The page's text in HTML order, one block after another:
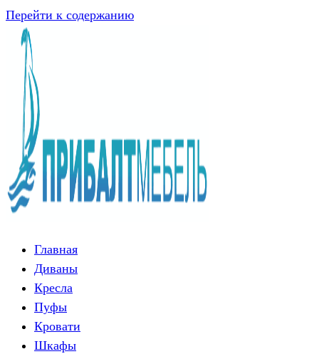
Перейти к содержанию
Главная
Диваны
Кресла
Пуфы
Кровати
Шкафы